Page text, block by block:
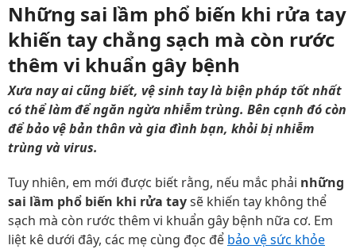
Những sai lầm phổ biến khi rửa tay
khiến tay chẳng sạch mà còn rước
thêm vi khuẩn gây bệnh
Xưa nay ai cũng biết, vệ sinh tay là biện pháp tốt nhất
có thể làm để ngăn ngừa nhiễm trùng. Bên cạnh đó còn
để bảo vệ bản thân và gia đình bạn, khỏi bị nhiễm
trùng và virus.
Tuy nhiên, em mới được biết rằng, nếu mắc phải những
sai lầm phổ biến khi rửa taysẽ khiến tay không thể
sạch mà còn rước thêm vi khuẩn gây bệnh nữa cơ. Em
liệt kê dưới đây, các mẹ cùng đọc để bảo vệ sức khỏe